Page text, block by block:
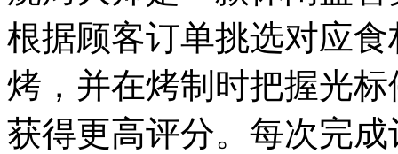
根据顾客订单挑选对应
烤，并在烤制时把握光
获得更高评分。每次完